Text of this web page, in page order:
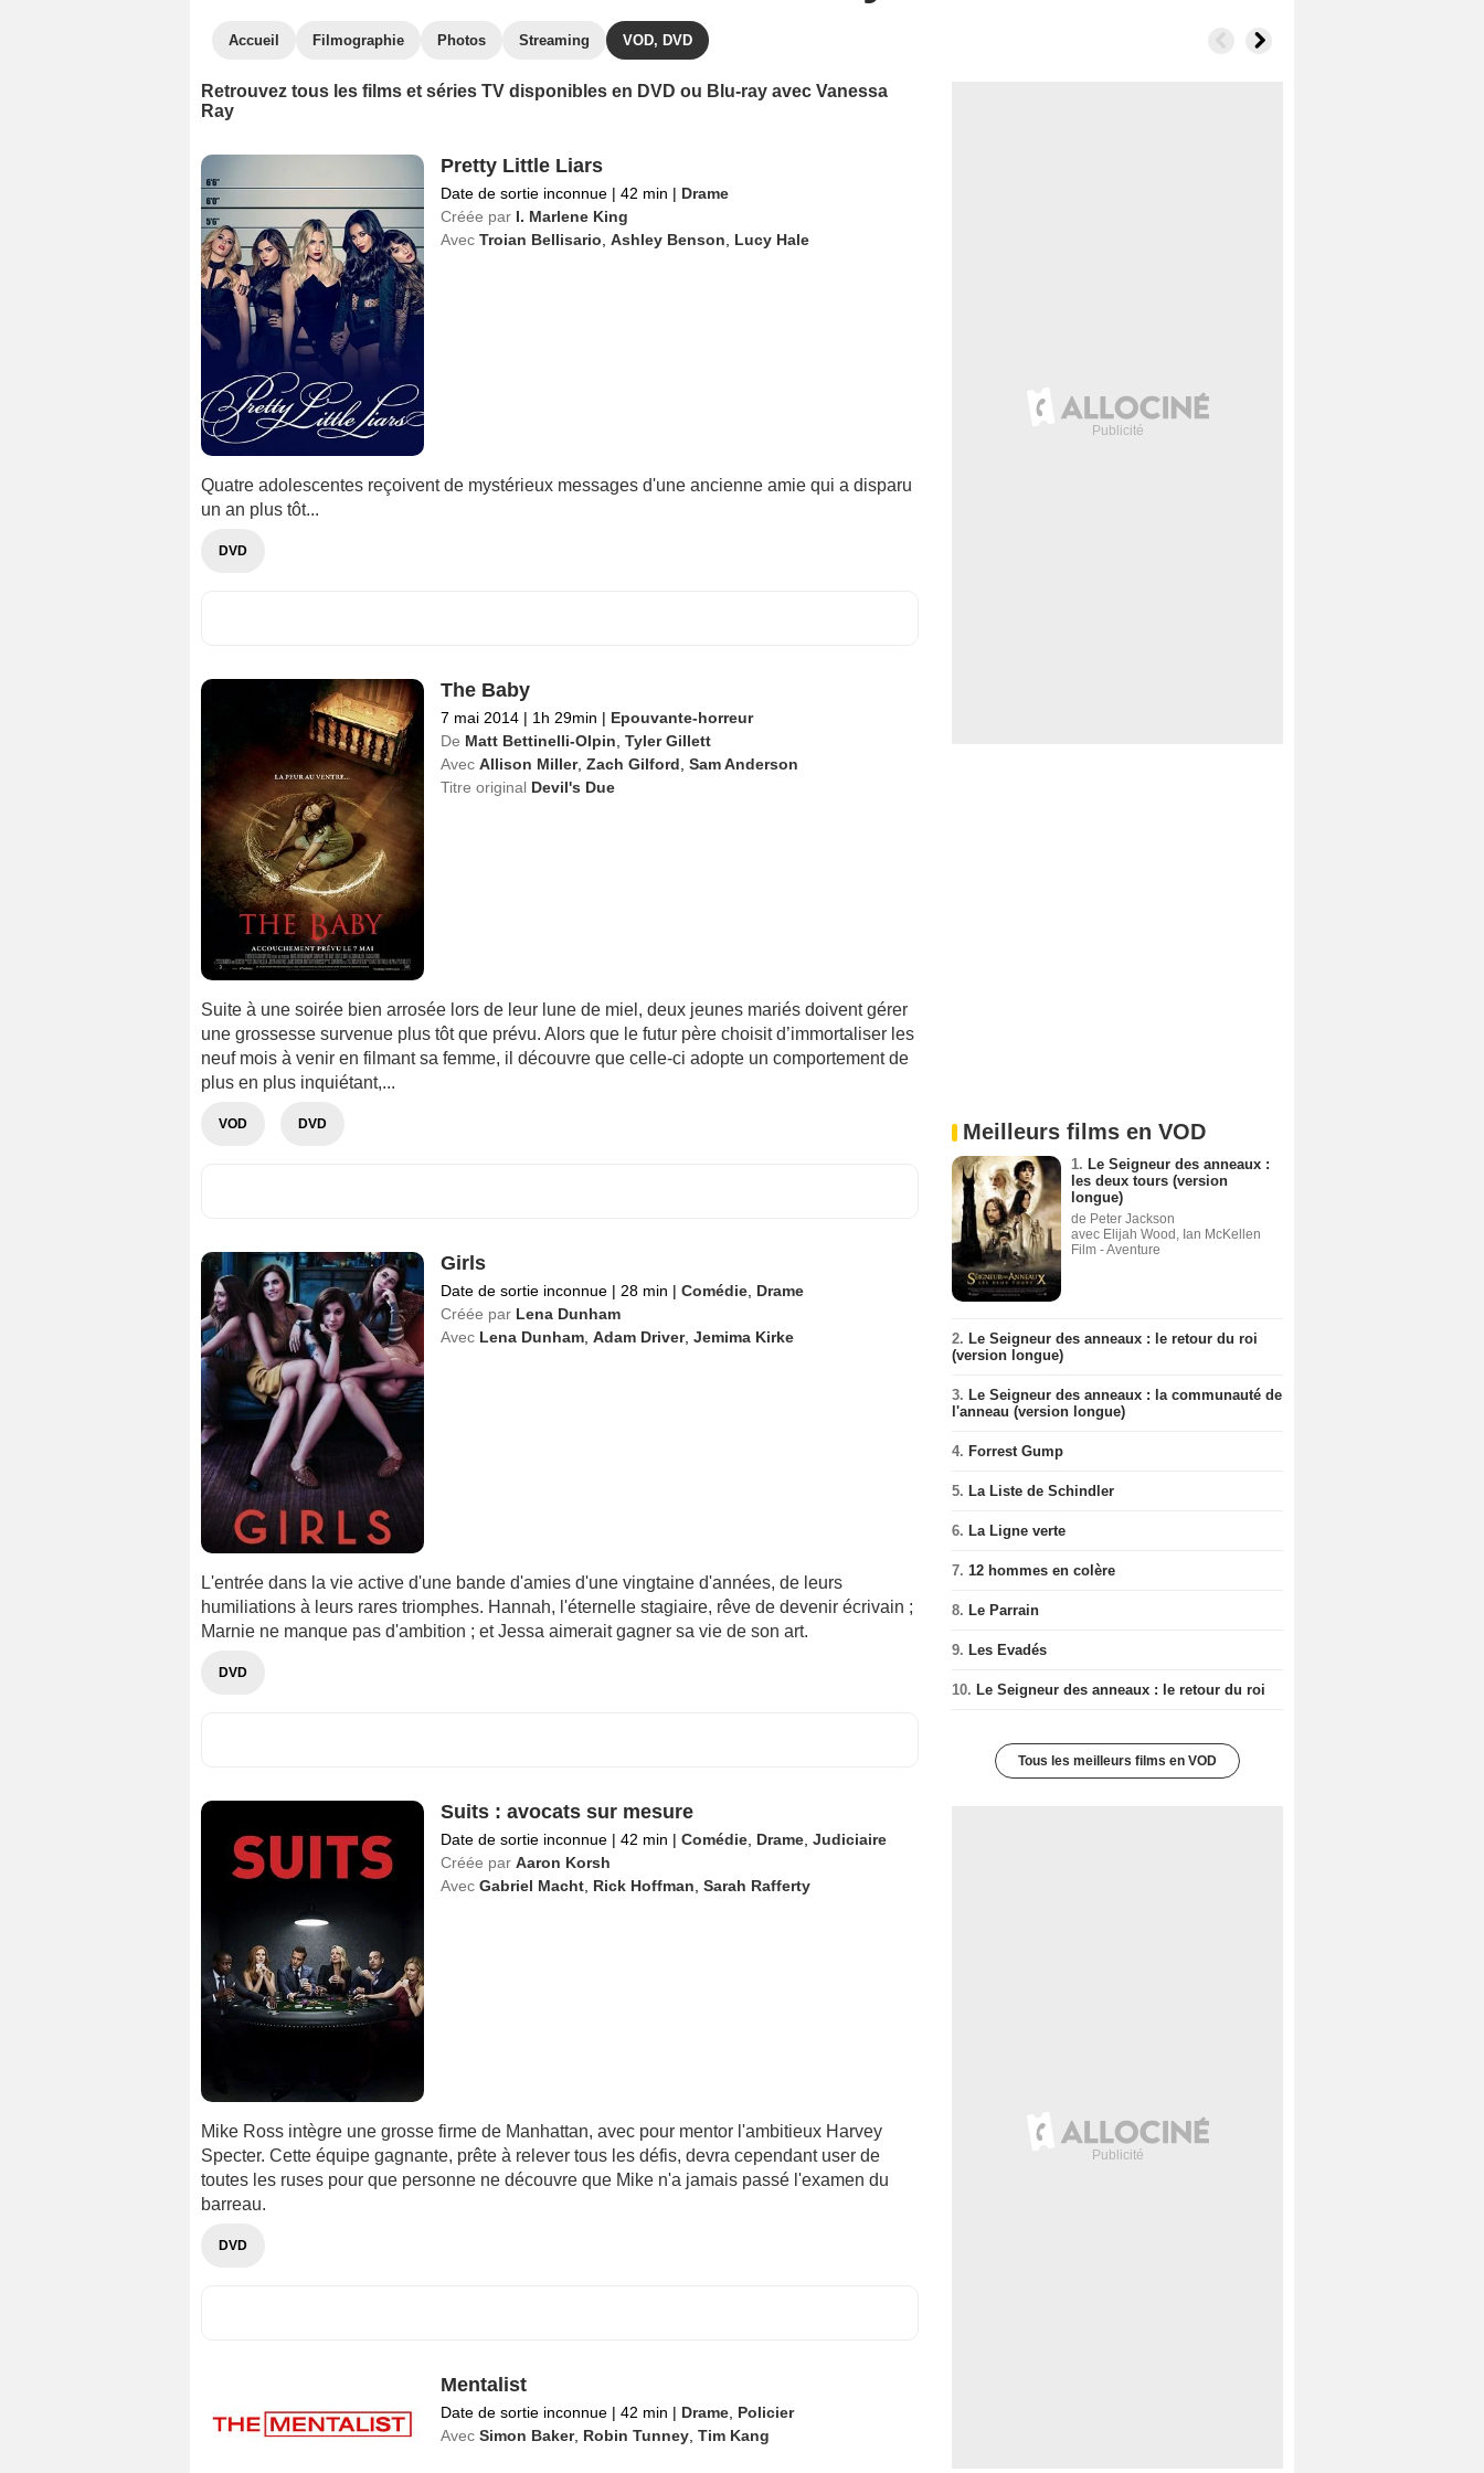
Accueil Filmographie Photos Streaming VOD, DVD
Retrouvez tous les films et séries TV disponibles en DVD ou Blu-ray avec Vanessa
Ray
Pretty Little Liars
Date de sortie inconnue | 42 min | Drame
Créée par I. Marlene King
Avec Troian Bellisario Ashley Benson Lucy Hale
Quatre adolescentes reçoivent de mystérieux messages d'une ancienne amie qui a disparu
un an plus tôt...
DVD
The Baby
7 mai 2014 | 1h 29min | Epouvante-horreur
De Matt Bettinelli-Olpin Tyler Gillett
Avec Allison Miller, Zach Gilford Sam Anderson
Titre original Devil's Due
Suite à une soirée bien arrosée lors de leur lune de miel, deux jeunes mariés doivent gérer
une grossesse survenue plus tôt que prévu. Alors que le futur père choisit d’immortaliser les
neuf mois à venir en filmant sa femme, il découvre que celle-ci adopte un comportement de
plus en plus inquiétant,...
VOD DVD
Girls
Date de sortie inconnue | 28 min | Comédie, Drame
Créée par Lena Dunham
Avec Lena Dunham, Adam Driver, Jemima Kirke
L'entrée dans la vie active d'une bande d'amies d'une vingtaine d'années, de leurs
humiliations à leurs rares triomphes. Hannah, l'éternelle stagiaire, rêve de devenir écrivain ;
Marnie ne manque pas d'ambition ; et Jessa aimerait gagner sa vie de son art.
DVD
Suits : avocats sur mesure
Date de sortie inconnue | 42 min | Comédie, Drame, Judiciaire
Créée par Aaron Korsh
Avec Gabriel Macht, Rick Hoffman, Sarah Rafferty
Mike Ross intègre une grosse firme de Manhattan, avec pour mentor l'ambitieux Harvey
Specter. Cette équipe gagnante, prête à relever tous les défis, devra cependant user de
toutes les ruses pour que personne ne découvre que Mike n'a jamais passé l'examen du
barreau.
DVD
Mentalist
Date de sortie inconnue | 42 min | Drame, Policier
Avec Simon Baker, Robin Tunney, Tim Kang
Meilleurs films en VOD
1. Le Seigneur des anneaux :
les deux tours (version
longue)
de Peter Jackson
avec Elijah Wood, Ian McKellen
Film - Aventure
2. Le Seigneur des anneaux : le retour du roi
(version longue)
3. Le Seigneur des anneaux : la communauté de
l'anneau (version longue)
4. Forrest Gump
5. La Liste de Schindler
6. La Ligne verte
7. 12 hommes en colère
8. Le Parrain
9. Les Evadés
10. Le Seigneur des anneaux : le retour du roi
Tous les meilleurs films en VOD